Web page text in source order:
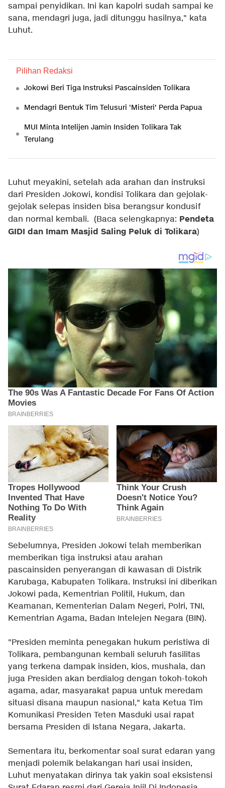
sampai penyidikan. Ini kan kapolri sudah sampai ke
sana, mendagri juga, jadi ditunggu hasilnya," kata
Luhut.
Pilihan Redaksi
Jokowi Beri Tiga Instruksi Pascainsiden Tolikara
Mendagri Bentuk Tim Telusuri 'Misteri' Perda Papua
MUI Minta Intelijen Jamin Insiden Tolikara Tak
Terulang
Luhut meyakini, setelah ada arahan dan instruksi
dari Presiden Jokowi, kondisi Tolikara dan gejolak-
gejolak selepas insiden bisa berangsur kondusif
dan normal kembali. (Baca selengkapnya: Pendeta
GIDI dan Imam Masjid Saling Peluk di Tolikara)
Sebelumnya, Presiden Jokowi telah memberikan
memberikan tiga instruksi atau arahan
pascainsiden penyerangan di kawasan di Distrik
Karubaga, Kabupaten Tolikara. Instruksi ini diberikan
Jokowi pada, Kementrian Politil, Hukum, dan
Keamanan, Kementerian Dalam Negeri, Polri, TNI,
Kementrian Agama, Badan Intelejen Negara (BIN).
"Presiden meminta penegakan hukum peristiwa di
Tolikara, pembangunan kembali seluruh fasilitas
yang terkena dampak insiden, kios, mushala, dan
juga Presiden akan berdialog dengan tokoh-tokoh
agama, adar, masyarakat papua untuk meredam
situasi disana maupun nasional," kata Ketua Tim
Komunikasi Presiden Teten Masduki usai rapat
bersama Presiden di Istana Negara, Jakarta.
Sementara itu, berkomentar soal surat edaran yang
menjadi polemik belakangan hari usai insiden,
Luhut menyatakan dirinya tak yakin soal eksistensi